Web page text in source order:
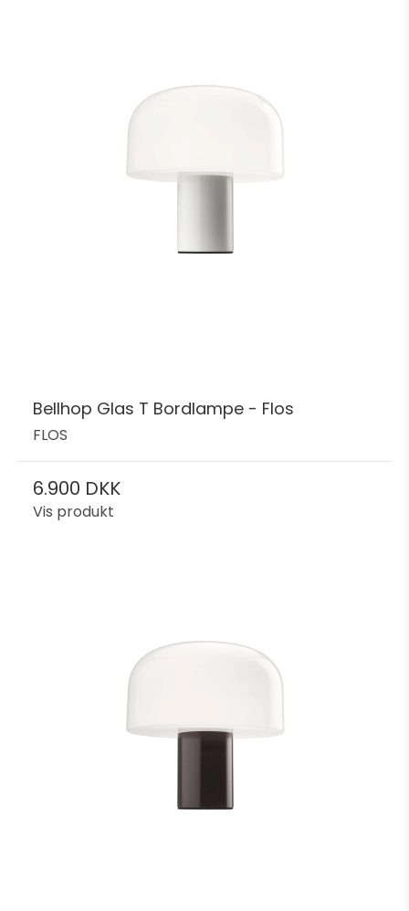
Bellhop Glas T Bordlampe - Flos
FLOS
6.900 DKK
Vis produkt